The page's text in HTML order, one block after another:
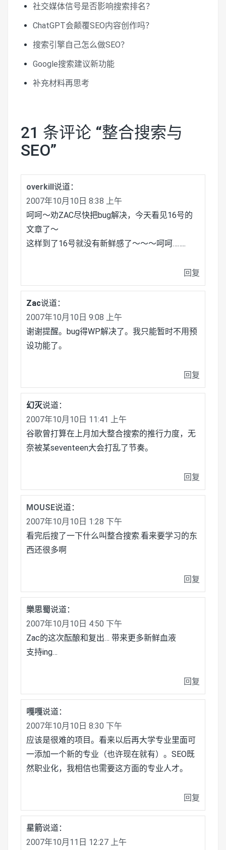
社交媒体信号是否影响搜索排名？
ChatGPT会颠覆SEO内容创作吗？
搜索引擎自己怎么做SEO？
Google搜索建议新功能
补充材料再思考
21 条评论 “整合搜索与
SEO”
overkill 说道：
2007年10月10日 8:38 上午
呵呵～劝ZAC尽快把bug解决，今天看见16号的
文章了～
这样到了16号就没有新鲜感了～～～呵呵……..
回复
Zac说道：
2007年10月10日 9:08 上午
谢谢提醒。bug得WP解决了。我只能暂时不用预
设功能了。
回复
幻灭说道：
2007年10月10日 11:41 上午
谷歌曾打算在上月加大整合搜索的推行力度，无
奈被某seventeen大会打乱了节奏。
回复
MOUSE说道：
2007年10月10日 1:28 下午
看完后搜了一下什么叫整合搜索.看来要学习的东
西还很多啊
回复
樂思蜀说道：
2007年10月10日 4:50 下午
Zac的这次酝酿和复出… 带来更多新鲜血液
支持ing…
回复
嘎嘎说道：
2007年10月10日 8:30 下午
应该是很难的项目。看来以后再大学专业里面可
一添加一个新的专业（也许现在就有）。SEO既
然职业化，我相信也需要这方面的专业人才。
回复
星箭说道：
2007年10月11日 12:27 上午